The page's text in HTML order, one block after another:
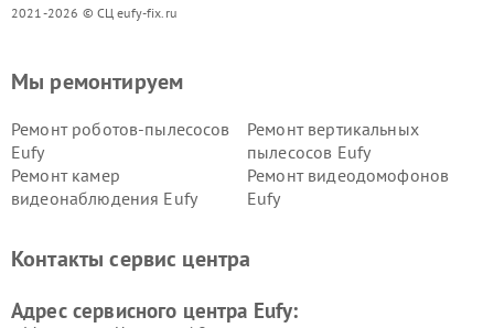
2021-2026 © СЦ eufy-fix.ru
Мы ремонтируем
Ремонт роботов-пылесосов
Eufy
Ремонт вертикальных
пылесосов Eufy
Ремонт камер
видеонаблюдения Eufy
Ремонт видеодомофонов
Eufy
Контакты сервис центра
Адрес сервисного центра Eufy: